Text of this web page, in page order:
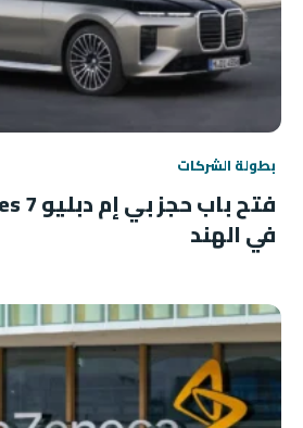
بطولة الشركات
في الهند